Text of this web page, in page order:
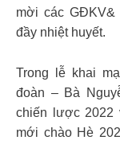
mời các
đầy nhiệt huyết.
Trong lễ khai
đoàn – Bà
chiến lược 2022
mới chào Hè